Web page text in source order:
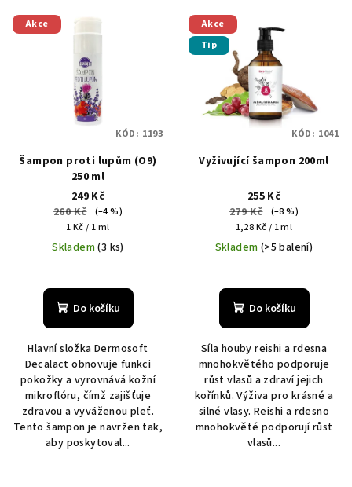
Akce
Šampon proti lupům (O9)
250 ml
249 Kč
260 Kč
(–4 %)
Měrná
cena:
1 Kč / 1 ml
Skladem(3 ks)
Do košíku
Hlavní složka Dermosoft
Decalact obnovuje funkci
pokožky a vyrovnává kožní
mikroflóru, čímž zajišťuje
zdravou a vyváženou pleť.
Tento šampon je navržen tak,
aby poskytoval...
KÓD: 1193
Akce
Tip
Vyživující šampon 200ml
255 Kč
279 Kč
(–8 %)
Měrná
cena:
1,28 Kč / 1 ml
Skladem (>5 balení)
Do košíku
Síla houby reishi a rdesna
mnohokvětého podporuje
růst vlasů a zdraví jejich
kořínků. Výživa pro krásné a
silné vlasy. Reishi a rdesno
mnohokvěté podporují růst
vlasů...
KÓD: 1041